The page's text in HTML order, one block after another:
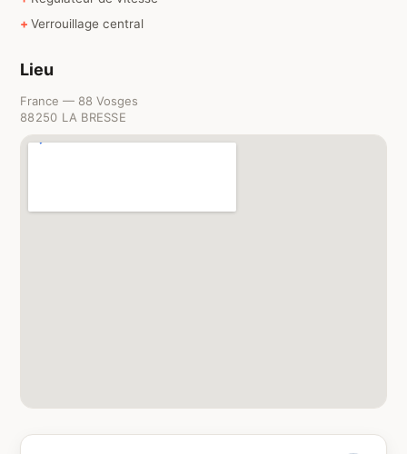
Verrouillage central
Lieu
France — 88 Vosges
88250 LA BRESSE